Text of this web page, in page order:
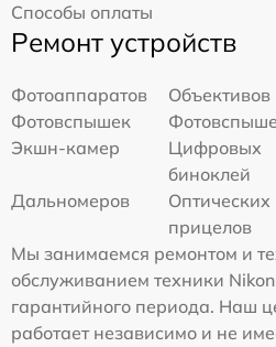
Способы оплаты
Ремонт устройств
Фотоаппаратов
Объективов
Фотовспышек
Экшн-камер
Цифровых
биноклей
Дальномеров
Оптических
прицелов
Мы занимаемся ремонтом и
обслуживанием техники
гарантийного периода. Наш
работает независимо и не